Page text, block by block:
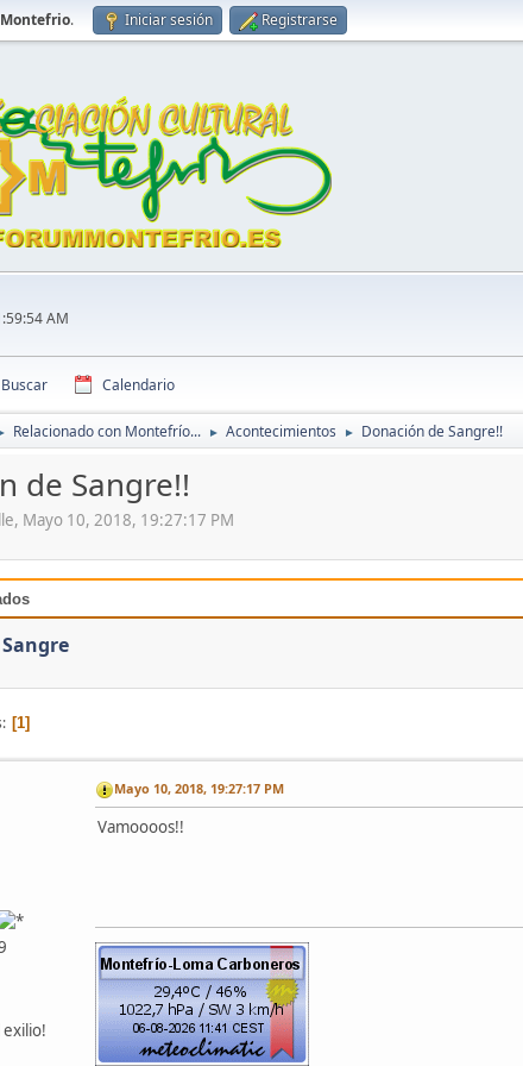
. Iniciar sesión Registrarse
AM
Buscar Calendario
Relacionado con Montefrío... ► Acontecimientos ► Donación de Sangre!!
de Sangre!!
Mayo 10, 2018, 19:27:17 PM
1
exilio!
Mayo 10, 2018, 19:27:17 PM
Vamoooos!!